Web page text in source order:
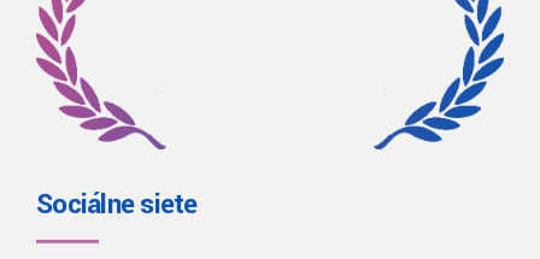
Sociálne siete